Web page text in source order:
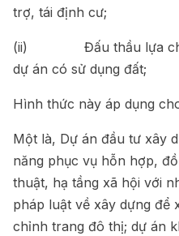
trợ, tái định cư;
(ii) Đấu thầu lựa chọn
dự án có sử dụng đất;
Hình thức này áp dụng
Một là, Dự án đầu tư xây
năng phục vụ hỗn hợp,
thuật, hạ tầng xã hội với
pháp luật về xây dựng để
chỉnh trang đô thị; dự án